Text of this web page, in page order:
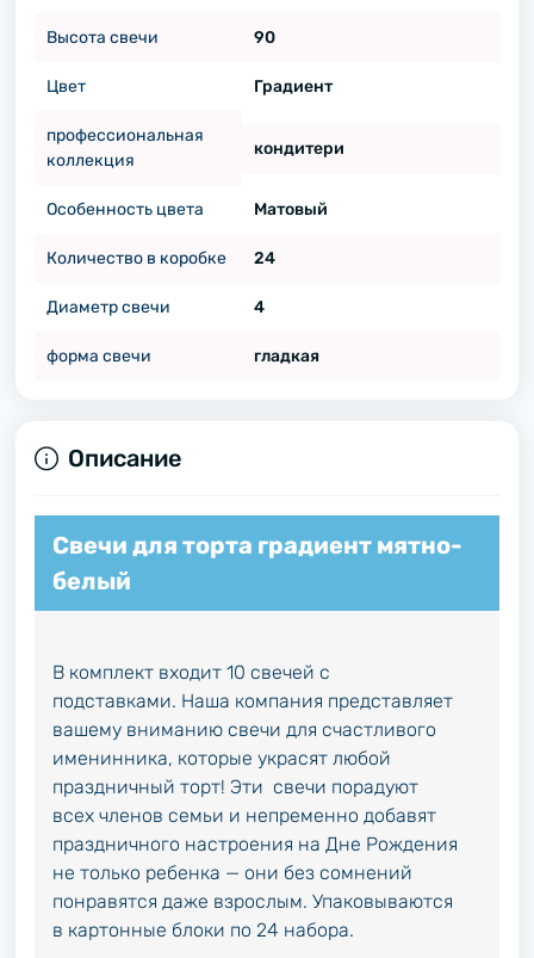
Высота свечи 90
Цвет Градиент
профессиональная
коллекция
кондитери
Особенность цвета Матовый
Количество в коробке 24
Диаметр свечи 4
форма свечи гладкая
Описание
Свечи для торта градиент мятно-
белый
В комплект входит 10 свечей с
подставками. Наша компания представляет
вашему вниманию свечи для счастливого
именинника, которые украсят любой
праздничный торт! Эти свечи порадуют
всех членов семьи и непременно добавят
праздничного настроения на Дне Рождения
не только ребенка — они без сомнений
понравятся даже взрослым. Упаковываются
в картонные блоки по 24 набора.